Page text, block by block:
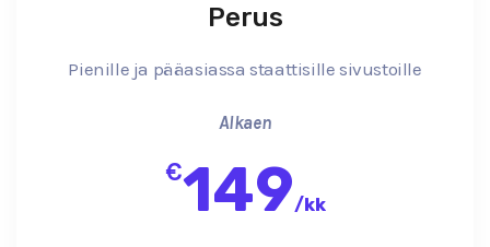
Perus
Pienille ja pääasiassa staattisille sivustoille
Alkaen
€149/kk